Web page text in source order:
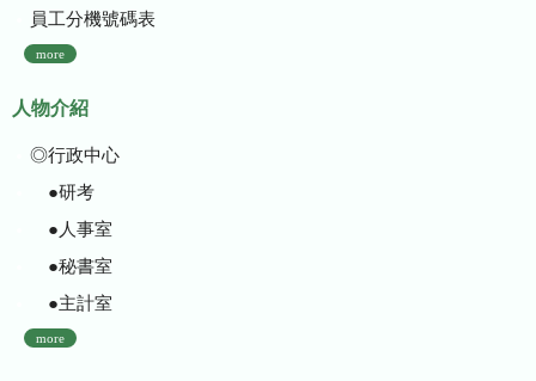
員工分機號碼表
more
人物介紹
◎行政中心
●研考
●人事室
●秘書室
●主計室
more